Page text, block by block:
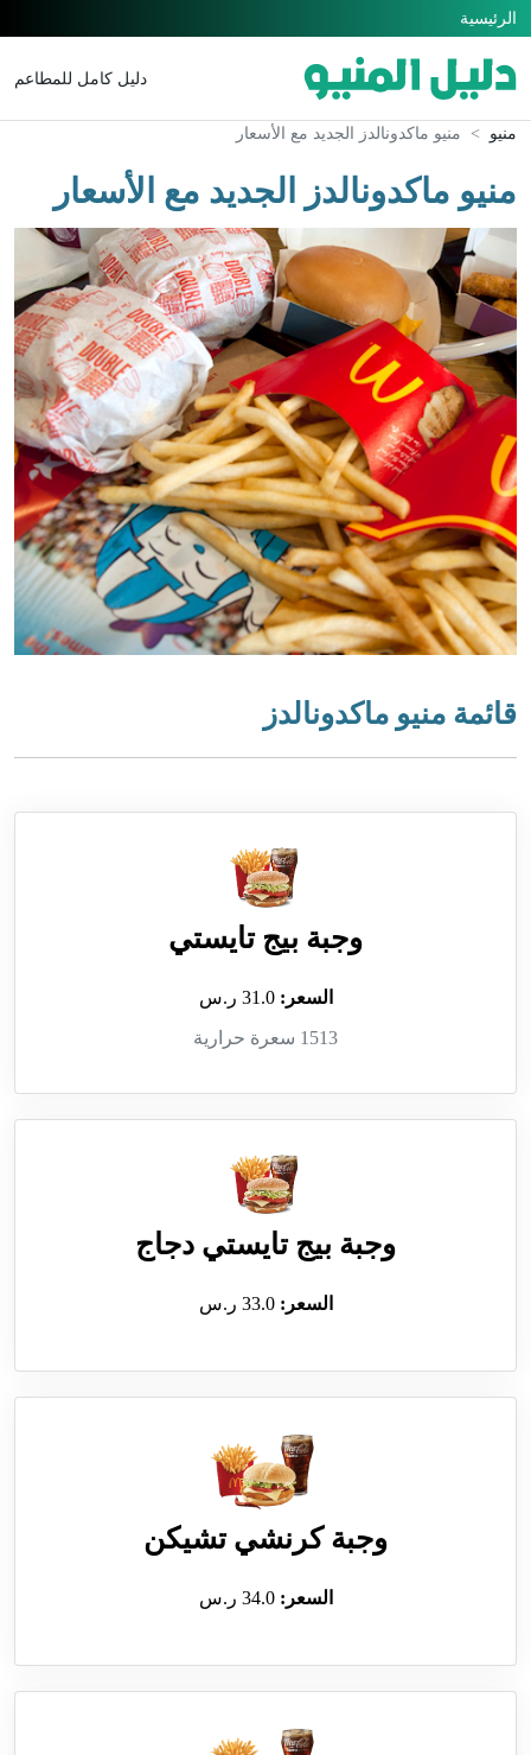
الرئيسية
دليل كامل للمطاعم
منيو منيو ماكدونالدز الجديد مع الأسعار
منيو ماكدونالدز الجديد مع الأسعار
قائمة منيو ماكدونالدز
وجبة بيج تايستي
السعر:31.0 ر.س
1513 سعرة حرارية
وجبة بيج تايستي دجاج
السعر:33.0 ر.س
وجبة كرنشي تشيكن
السعر:34.0 ر.س